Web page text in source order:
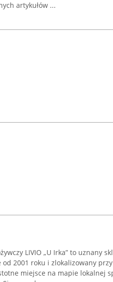
artykułów ...
LIVIO „U Irka” to uznany
od 2001 roku i zlokalizowany
miejsce na mapie lokalnej